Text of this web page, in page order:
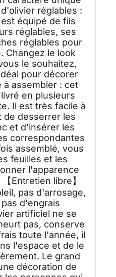
réglables :
équipé de fils
réglables, ses
réglables pour
Changez le look
le souhaitez,
pour décorer
à assembler : cet
en plusieurs
Il est très facile à
de desserrer les
et d'insérer les
correspondantes
assemblé, vous
feuilles et les
l'apparence
Entretien libre】
pas d'arrosage,
d'engrais
artificiel ne se
pas, conserve
toute l'année, il
l'espace et de le
Le grand
décoration de